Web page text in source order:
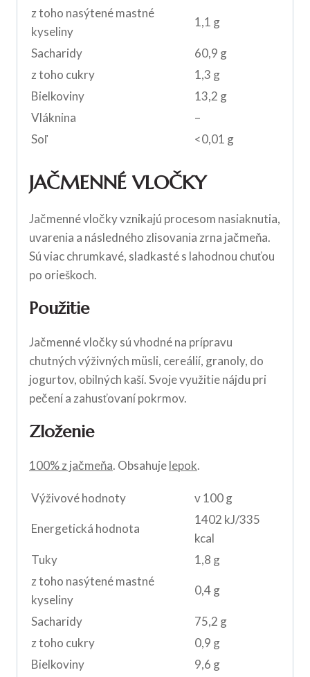
z toho nasýtené mastné
kyseliny
1,1 g
Sacharidy
60,9 g
z toho cukry
1,3 g
Bielkoviny
13,2 g
Vláknina
–
Soľ
<0,01 g
JAČMENNÉ VLOČKY
Jačmenné vločky vznikajú procesom nasiaknutia,
uvarenia a následného zlisovania zrna jačmeňa.
Sú viac chrumkavé, sladkasté s lahodnou chuťou
po orieškoch.
Použitie
Jačmenné vločky sú vhodné na prípravu
chutných výživných müsli, cereálií, granoly, do
jogurtov, obilných kaší. Svoje využitie nájdu pri
pečení a zahusťovaní pokrmov.
Zloženie
100% z jačmeňa. Obsahujelepok.
Výživové hodnoty v 100 g
Energetická hodnota
1402 kJ/335
kcal
Tuky
1,8 g
z toho nasýtené mastné
kyseliny
0,4 g
Sacharidy
75,2 g
z toho cukry
0,9 g
Bielkoviny
9,6 g